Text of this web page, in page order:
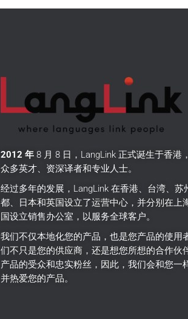
2012 年8 月 8 日，LangLink 正式诞生于香港
众多英才、资深译者和专业人士。
经过多年的发展，LangLink 在香港、台湾、苏
都、日本和英国设立了运营中心，并分别在上
国设立销售办公室，以服务全球客户。
我们不仅本地化您的产品，也是您产品的使用
们不只是您的供应商，还是想您所想的合作伙
产品的受众和忠实粉丝，因此，我们会和您一
并热爱您的产品。